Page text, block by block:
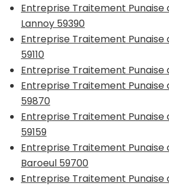
Entreprise Traitement Punaise
Lannoy 59390
Entreprise Traitement Punaise
59110
Entreprise Traitement Punaise
Entreprise Traitement Punaise
59870
Entreprise Traitement Punaise
59159
Entreprise Traitement
Baroeul 59700
Entreprise Traitement Punaise